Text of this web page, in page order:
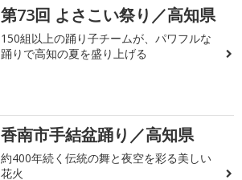
第73回 よさこい祭り／高知県
150組以上の踊り子チームが、パワフルな
踊りで高知の夏を盛り上げる
香南市手結盆踊り／高知県
約400年続く伝統の舞と夜空を彩る美しい
花火